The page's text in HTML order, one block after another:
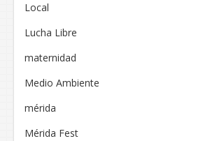
Local
Lucha Libre
maternidad
Medio Ambiente
mérida
Mérida Fest